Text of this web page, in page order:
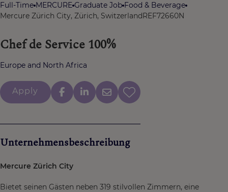
Full-Time MERCURE Graduate Job Food & Beverage
Mercure Zürich City, Zürich, SwitzerlandREF72660N
Chef de Service 100%
Europe and North Africa
Apply
Unternehmensbeschreibung
Mercure Zürich City
Bietet seinen Gästen neben 319 stilvollen Zimmern, eine